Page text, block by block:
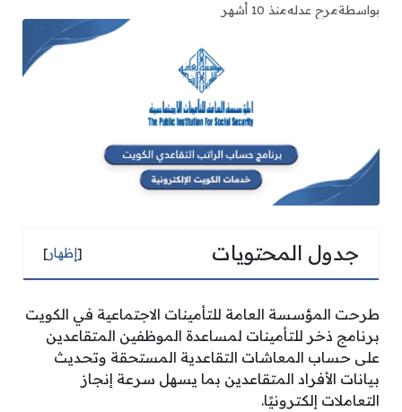
بواسطةمرح عدلهمنذ 10 أشهر
جدول المحتويات [إظهار]
طرحت المؤسسة العامة للتأمينات الاجتماعية في الكويت
برنامج ذخر للتأمينات لمساعدة الموظفين المتقاعدين
على حساب المعاشات التقاعدية المستحقة وتحديث
بيانات الأفراد المتقاعدين بما يسهل سرعة إنجاز
التعاملات إلكترونيًا.